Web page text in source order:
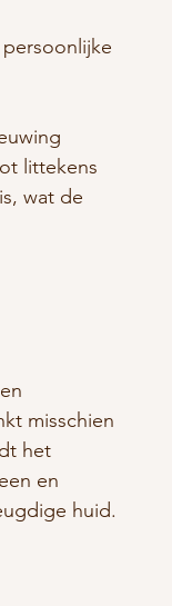
littekens
wat de
misschien
het
en
huid.